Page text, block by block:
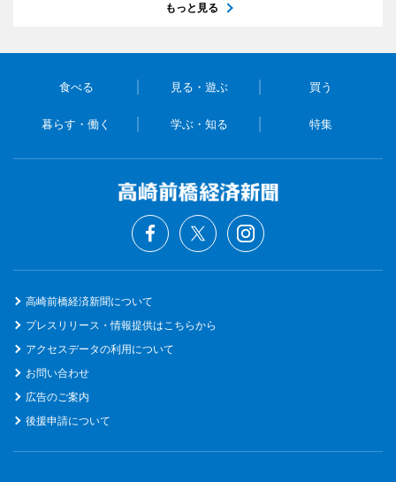
もっと見る
食べる 見る・遊ぶ 買う
暮らす・働く 学ぶ・知る 特集
高崎前橋経済新聞について
プレスリリース・情報提供はこちらから
アクセスデータの利用について
お問い合わせ
広告のご案内
後援申請について